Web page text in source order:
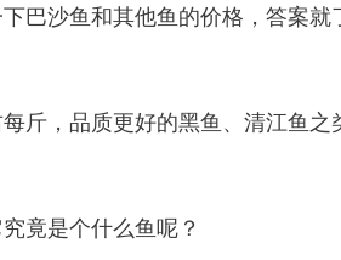
沙鱼和其他鱼的价格，答案就
，品质更好的黑鱼、清江鱼之
竟是个什么鱼呢？